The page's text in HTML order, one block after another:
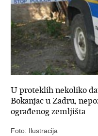
U proteklih nekoliko
Bokanjac u Zadru,
ograđenog zemljišta
Foto: Ilustracija